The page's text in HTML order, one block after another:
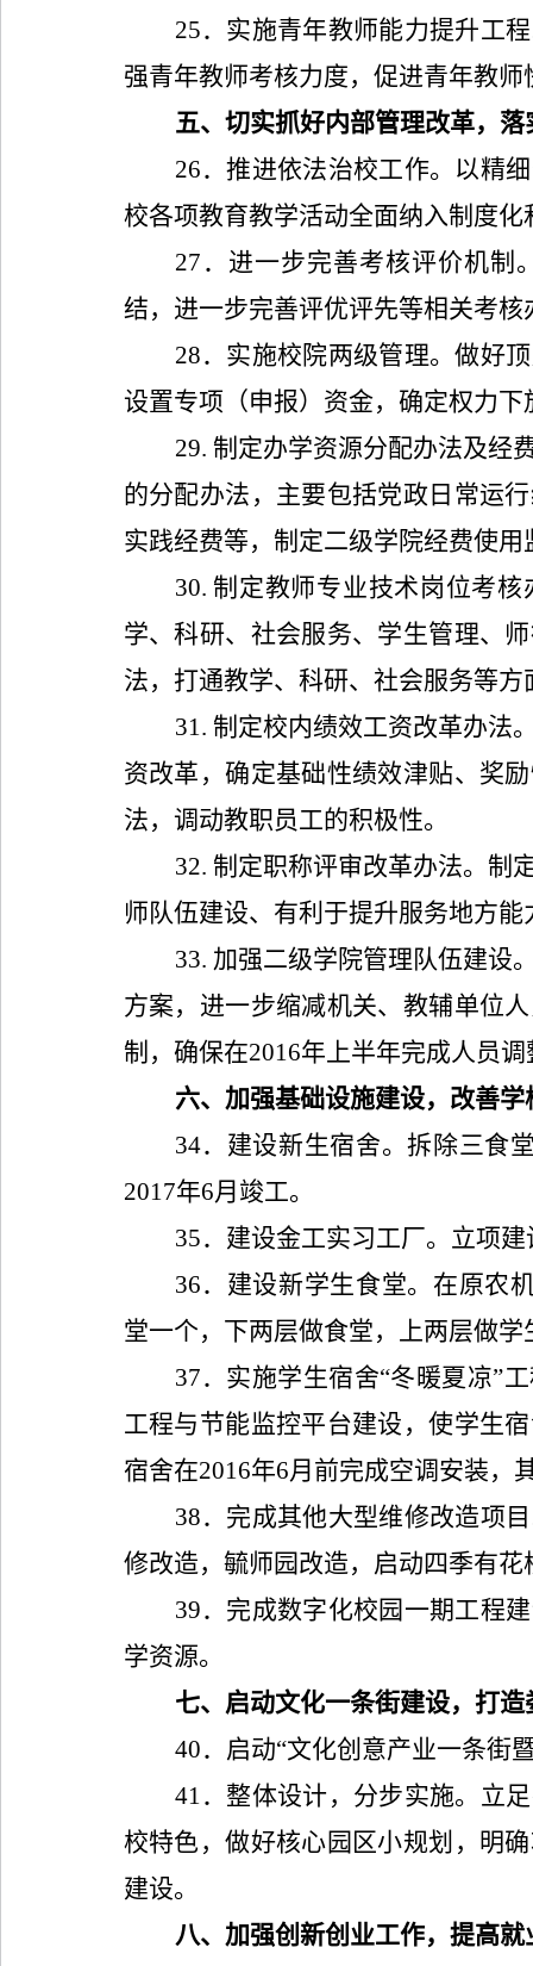
25．实施青年教师能力提升工
强青年教师考核力度，促进青年教师
五、切实抓好内部管理改革，
26．推进依法治校工作。以精
校各项教育教学活动全面纳入制度化
27 ．进一步完善考核评价机制
结，进一步完善评优评先等相关考
28．实施校院两级管理。做好
设置专项（申报）资金，确定权力下
29. 制定办学资源分配办法及经
的分配办法，主要包括党政日常运
实践经费等，制定二级学院经费使用
30. 制定教师专业技术岗位考
学、科研、社会服务、学生管理、
法，打通教学、科研、社会服务等方
31. 制定校内绩效工资改革办法
资改革，确定基础性绩效津贴、奖
法，调动教职员工的积极性。
32. 制定职称评审改革办法。制
师队伍建设、有利于提升服务地方
33. 加强二级学院管理队伍建设
方案，进一步缩减机关、教辅单位
制，确保在2016年上半年完成人员调
六、加强基础设施建设，改善学
34．建设新生宿舍。拆除三食
2017年6月竣工。
35．建设金工实习工厂。立项
36．建设新学生食堂。在原农
堂一个，下两层做食堂，上两层做
37．实施学生宿舍“冬暖夏凉”
工程与节能监控平台建设，使学生
宿舍在2016年6月前完成空调安装，
38．完成其他大型维修改造项
修改造，毓师园改造，启动四季有花
39．完成数字化校园一期工程
学资源。
七、启动文化一条街建设，打造
40．启动“文化创意产业一条街
41．整体设计，分步实施。立
校特色，做好核心园区小规划，明
建设。
八、加强创新创业工作，提高就